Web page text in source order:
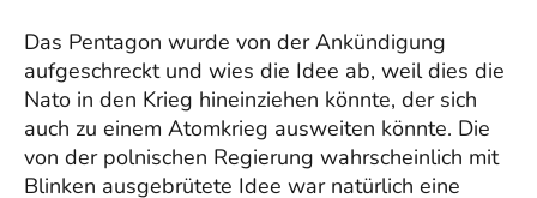
Das Pentagon wurde von der Ankündigung
aufgeschreckt und wies die Idee ab, weil dies die
Nato in den Krieg hineinziehen könnte, der sich
auch zu einem Atomkrieg ausweiten könnte. Die
von der polnischen Regierung wahrscheinlich mit
Blinken ausgebrütete Idee war natürlich eine